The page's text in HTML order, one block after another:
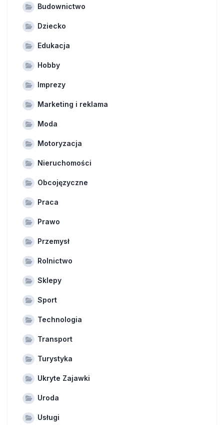
Budownictwo
Dziecko
Edukacja
Hobby
Imprezy
Marketing i reklama
Moda
Motoryzacja
Nieruchomości
Obcojęzyczne
Praca
Prawo
Przemysł
Rolnictwo
Sklepy
Sport
Technologia
Transport
Turystyka
Ukryte Zajawki
Uroda
Usługi